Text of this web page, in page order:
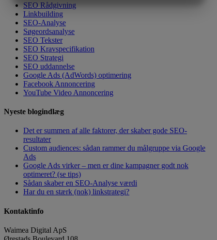
SEO Rådgivning
Linkbuilding
SEO-Analyse
Søgeordsanalyse
SEO Tekster
SEO Kravspecifikation
SEO Strategi
SEO uddannelse
Google Ads (AdWords) optimering
Facebook Annoncering
YouTube Video Annoncering
Nyeste blogindlæg
Det er summen af alle faktorer, der skaber gode SEO-
resultater
Custom audiences: sådan rammer du målgruppe via Google
Ads
Google Ads virker – men er dine kampagner godt nok
optimeret? (se tips)
Sådan skaber en SEO-Analyse værdi
Har du en stærk (nok) linkstrategi?
Kontaktinfo
Waimea Digital ApS
MARKETING